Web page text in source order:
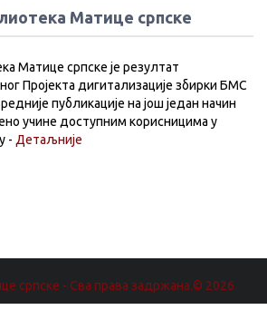
Матице српске
Матице српске је резултат
Пројекта дигитализације збирки БМС
публикације на још један начин
учине доступним корисницима у
- Детаљније
српске - Сва права задржана.© 2026